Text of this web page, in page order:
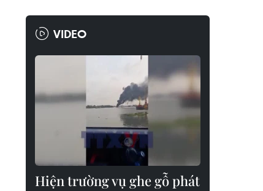
VIDEO
Hiện trường vụ ghe gỗ phát